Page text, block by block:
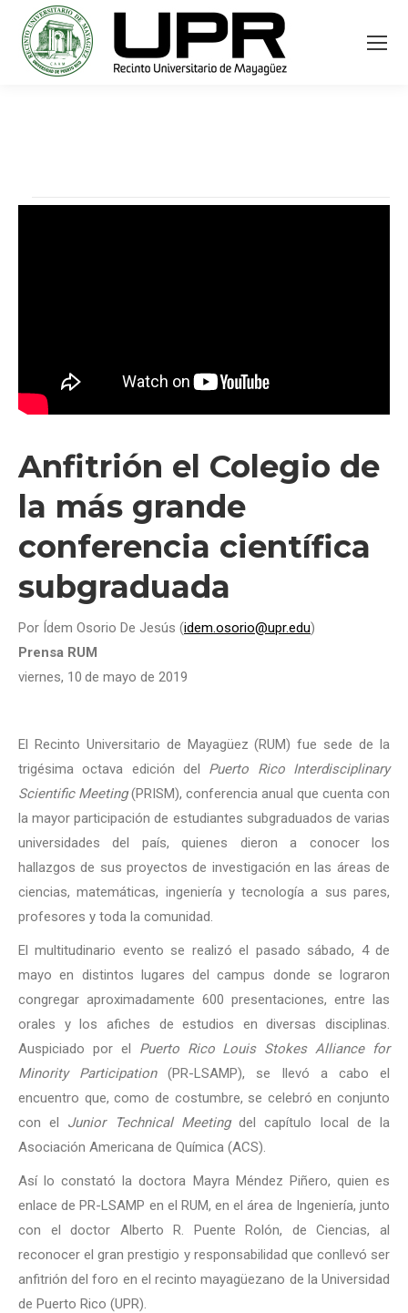
Anfitrión el Colegio de
la más grande
conferencia científica
subgraduada
Por Ídem Osorio De Jesús (idem.osorio@upr.edu)
Prensa RUM
viernes, 10 de mayo de 2019
El Recinto Universitario de Mayagüez (RUM) fue sede de la
trigésima octava edición del Puerto Rico Interdisciplinary
Scientific Meeting(PRISM), conferencia anual que cuenta con
la mayor participación de estudiantes subgraduados de varias
universidades del país, quienes dieron a conocer los
hallazgos de sus proyectos de investigación en las áreas de
ciencias, matemáticas, ingeniería y tecnología a sus pares,
profesores y toda la comunidad.
El multitudinario evento se realizó el pasado sábado, 4 de
mayo en distintos lugares del campus donde se lograron
congregar aproximadamente 600 presentaciones, entre las
orales y los afiches de estudios en diversas disciplinas.
Auspiciado por el Puerto Rico Louis Stokes Alliance for
Minority Participation(PR-LSAMP), se llevó a cabo el
encuentro que, como de costumbre, se celebró en conjunto
con el Junior Technical Meetingdel capítulo local de la
Asociación Americana de Química (ACS).
Así lo constató la doctora Mayra Méndez Piñero, quien es
enlace de PR-LSAMP en el RUM, en el área de Ingeniería, junto
con el doctor Alberto R. Puente Rolón, de Ciencias, al
reconocer el gran prestigio y responsabilidad que conllevó ser
anfitrión del foro en el recinto mayagüezano de la Universidad
de Puerto Rico (UPR).